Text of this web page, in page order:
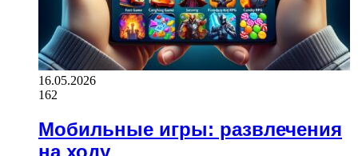
16.05.2026
162
Мобильные игры: развлечения
на ходу